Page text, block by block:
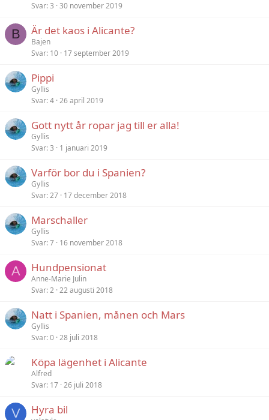
Svar 3 30 november 2019
B Är det kaos i Alicante?
Bajen
Svar 10 17 september 2019
Pippi
Gyllis
Svar 4 26 april 2019
Gott nytt år ropar jag till er alla!
Gyllis
Svar 3 1 januari 2019
Varför bor du i Spanien?
Gyllis
Svar 27 17 december 2018
Marschaller
Gyllis
Svar 7 16 november 2018
A Hundpensionat
Anne-Marie Julin
Svar 2 22 augusti 2018
Natt i Spanien, månen och Mars
Gyllis
Svar 0 28 juli 2018
Köpa lägenhet i Alicante
Alfred
Svar 17 26 juli 2018
V Hyra bil